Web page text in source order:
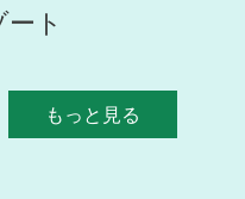
ート
もっと見る